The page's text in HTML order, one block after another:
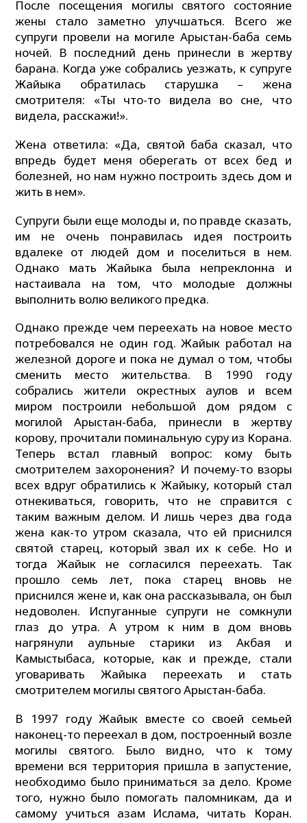
После посещения могилы святого состояние
жены стало заметно улучшаться. Всего же
супруги провели на могиле Арыстан-баба семь
ночей. В последний день принесли в жертву
барана. Когда уже собрались уезжать, к супруге
Жайыка обратилась старушка – жена
смотрителя: «Ты что-то видела во сне, что
видела, расскажи!».
Жена ответила: «Да, святой баба сказал, что
впредь будет меня оберегать от всех бед и
болезней, но нам нужно построить здесь дом и
жить в нем».
Супруги были еще молоды и, по правде сказать,
им не очень понравилась идея построить
вдалеке от людей дом и поселиться в нем.
Однако мать Жайыка была непреклонна и
настаивала на том, что молодые должны
выполнить волю великого предка.
Однако прежде чем переехать на новое место
потребовался не один год. Жайык работал на
железной дороге и пока не думал о том, чтобы
сменить место жительства. В 1990 году
собрались жители окрестных аулов и всем
миром построили небольшой дом рядом с
могилой Арыстан-баба, принесли в жертву
корову, прочитали поминальную суру из Корана.
Теперь встал главный вопрос: кому быть
смотрителем захоронения? И почему-то взоры
всех вдруг обратились к Жайыку, который стал
отнекиваться, говорить, что не справится с
таким важным делом. И лишь через два года
жена как-то утром сказала, что ей приснился
святой старец, который звал их к себе. Но и
тогда Жайык не согласился переехать. Так
прошло семь лет, пока старец вновь не
приснился жене и, как она рассказывала, он был
недоволен. Испуганные супруги не сомкнули
глаз до утра. А утром к ним в дом вновь
нагрянули аульные старики из Акбая и
Камыстыбаса, которые, как и прежде, стали
уговаривать Жайыка переехать и стать
смотрителем могилы святого Арыстан-баба.
В 1997 году Жайык вместе со своей семьей
наконец-то переехал в дом, построенный возле
могилы святого. Было видно, что к тому
времени вся территория пришла в запустение,
необходимо было приниматься за дело. Кроме
того, нужно было помогать паломникам, да и
самому учиться азам Ислама, читать Коран.